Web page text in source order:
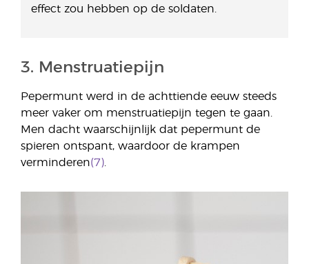
effect zou hebben op de soldaten.
3. Menstruatiepijn
Pepermunt werd in de achttiende eeuw steeds
meer vaker om menstruatiepijn tegen te gaan.
Men dacht waarschijnlijk dat pepermunt de
spieren ontspant, waardoor de krampen
verminderen(7)